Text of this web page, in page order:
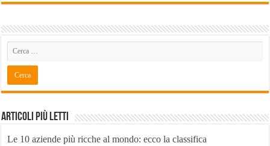
Articoli Più Letti
Le 10 aziende più ricche al mondo: ecco la classifica